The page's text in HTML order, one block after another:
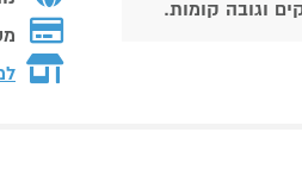
וגובה קומות.